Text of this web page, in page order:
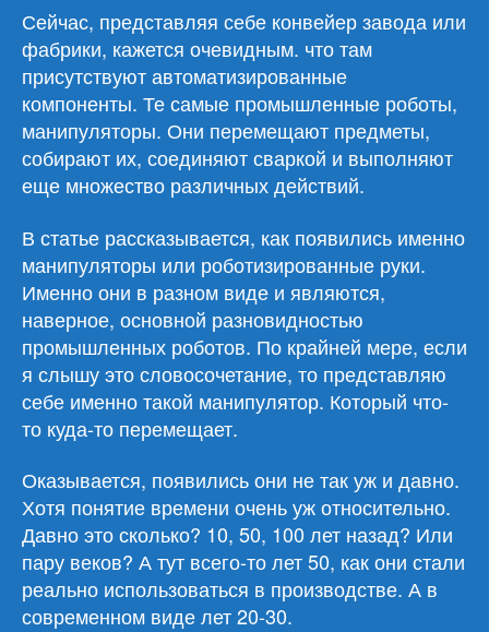
Сейчас, представляя себе конвейер завода или
фабрики, кажется очевидным. что там
присутствуют автоматизированные
компоненты. Те самые промышленные роботы,
манипуляторы. Они перемещают предметы,
собирают их, соединяют сваркой и выполняют
еще множество различных действий.
В статье рассказывается, как появились именно
манипуляторы или роботизированные руки.
Именно они в разном виде и являются,
наверное, основной разновидностью
промышленных роботов. По крайней мере, если
я слышу это словосочетание, то представляю
себе именно такой манипулятор. Который что-
то куда-то перемещает.
Оказывается, появились они не так уж и давно.
Хотя понятие времени очень уж относительно.
Давно это сколько? 10, 50, 100 лет назад? Или
пару веков? А тут всего-то лет 50, как они стали
реально использоваться в производстве. А в
современном виде лет 20-30.